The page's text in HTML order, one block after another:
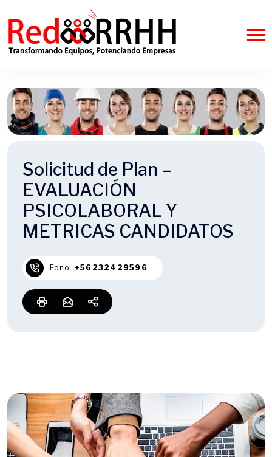
Solicitud de Plan –
EVALUACIÓN
PSICOLABORAL Y
METRICAS CANDIDATOS
Fono: +56232429596